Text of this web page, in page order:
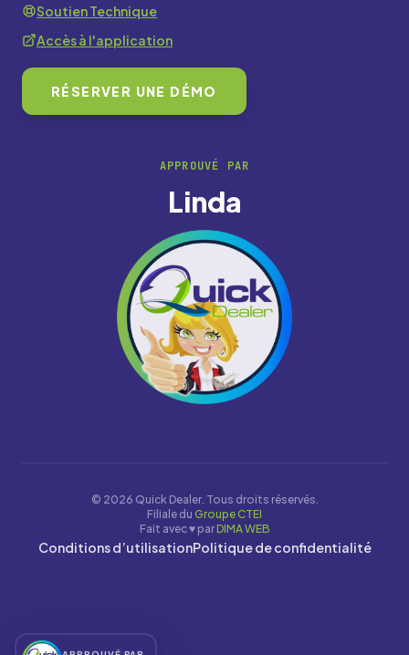
Soutien Technique
Accès à l'application
RÉSERVER UNE DÉMO
APPROUVÉ PAR
Linda
© 2026 Quick Dealer. Tous droits réservés.
Filiale du Groupe CTEI
Fait avec ♥ parDIMA WEB
Conditions d’utilisationPolitique de confidentialité
APPROUVÉ PAR